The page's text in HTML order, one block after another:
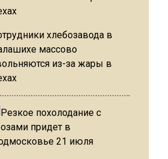
хлебозавода в
массово
из-за жары в